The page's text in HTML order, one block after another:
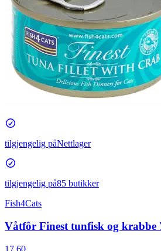
tilgjengelig påNettlager
tilgjengelig på85 butikker
Fish4Cats
Våtfôr Finest tunfisk og krabbe
17,60